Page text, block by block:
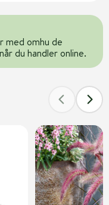
med omhu de
du handler online.